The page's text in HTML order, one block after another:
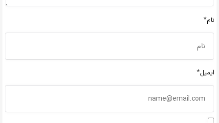
نام*
ایمیل*